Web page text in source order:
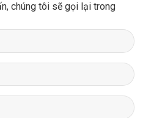
chúng tôi sẽ gọi lại trong